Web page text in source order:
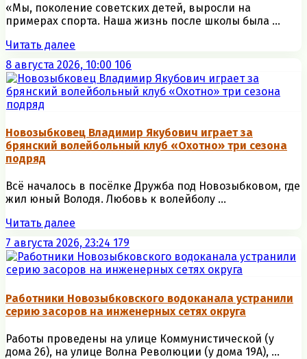
«Мы, поколение советских детей, выросли на
примерах спорта. Наша жизнь после школы была ...
Читать далее
8 августа 2026, 10:00 106
Новозыбковец Владимир Якубович играет за
брянский волейбольный клуб «Охотно» три сезона
подряд
Всё началось в посёлке Дружба под Новозыбковом, где
жил юный Володя. Любовь к волейболу ...
Читать далее
7 августа 2026, 23:24 179
Работники Новозыбковского водоканала устранили
серию засоров на инженерных сетях округа
Работы проведены на улице Коммунистической (у
дома 26), на улице Волна Революции (у дома 19А), ...